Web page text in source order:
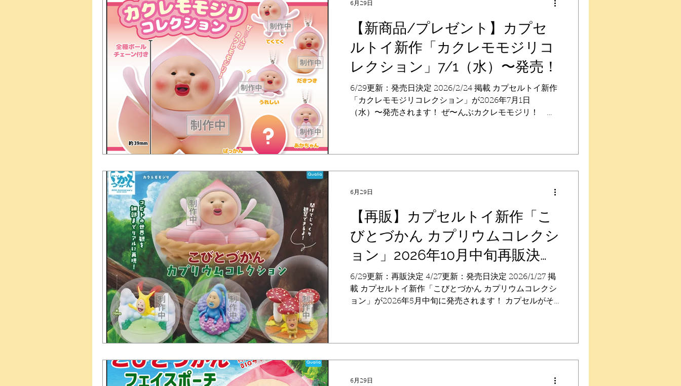
い合わせください。 店舗数が多く、すべてを把握するこ
とが難しいため、販売店舗についてのお問い合わせには
こびとづかん公式ではお答えできません。 ※発売後も、
在庫なくなり次第終了となりますので、詳細の在庫につ
【発売元】 株式会社 Qualia 商品についてのお問い合わせ
は以下よりお願いいたします。 https://qualia-
45.jp/contact-us/ 【プレゼントキャンペーン】 発売を記
念して、この商
【新商品/プレゼント】カプセ
ルトイ新作「カクレモモジリコ
レクション」7/1（水）〜発売！
6/29更新：発売日決定 2026/2/24 掲載 カプセルトイ新作
「カクレモモジリコレクション」が2026年7月1日
（水）〜発売されます！ ぜ〜んぶカクレモモジリ！ ボ
ゃん、シークレット 【発売店舗】 カプセルトイお取り扱
期に有無をお問い合わせください。 店舗数が多く、すべ
てを把握することが難しいため、販売店舗についてのお
問い合わせにはこびとづかん公式ではお答えできませ
ん。 ※発売後も、在庫なくなり次第終了となりますの
で、詳細の在庫につきましては店舗様に直接お問い合わ
せお願いします。 【発売元】 株式会社 Qualia 商品につ
いてのお問い合わせは以下よりお願いいたします。
https://qualia-45.jp/contact-us/ 【プレゼントキャンペ
ーン】...
6月29日
【再販】カプセルトイ新作「こ
びとづかん カプリウムコレクシ
ョン」2026年10月中旬再販決
定！
6/29更新：再販決定 4/27更新：発売日決定 2026/1/27 掲
載 カプセルトイ新作「こびとづかん カプリウムコレクシ
ョン」が2026年5月中旬に発売されます！ カプセルがそ
レモモジリ、ホトケアカバネ、アメボウシ、ベニキノコ
6月29日
6月29日